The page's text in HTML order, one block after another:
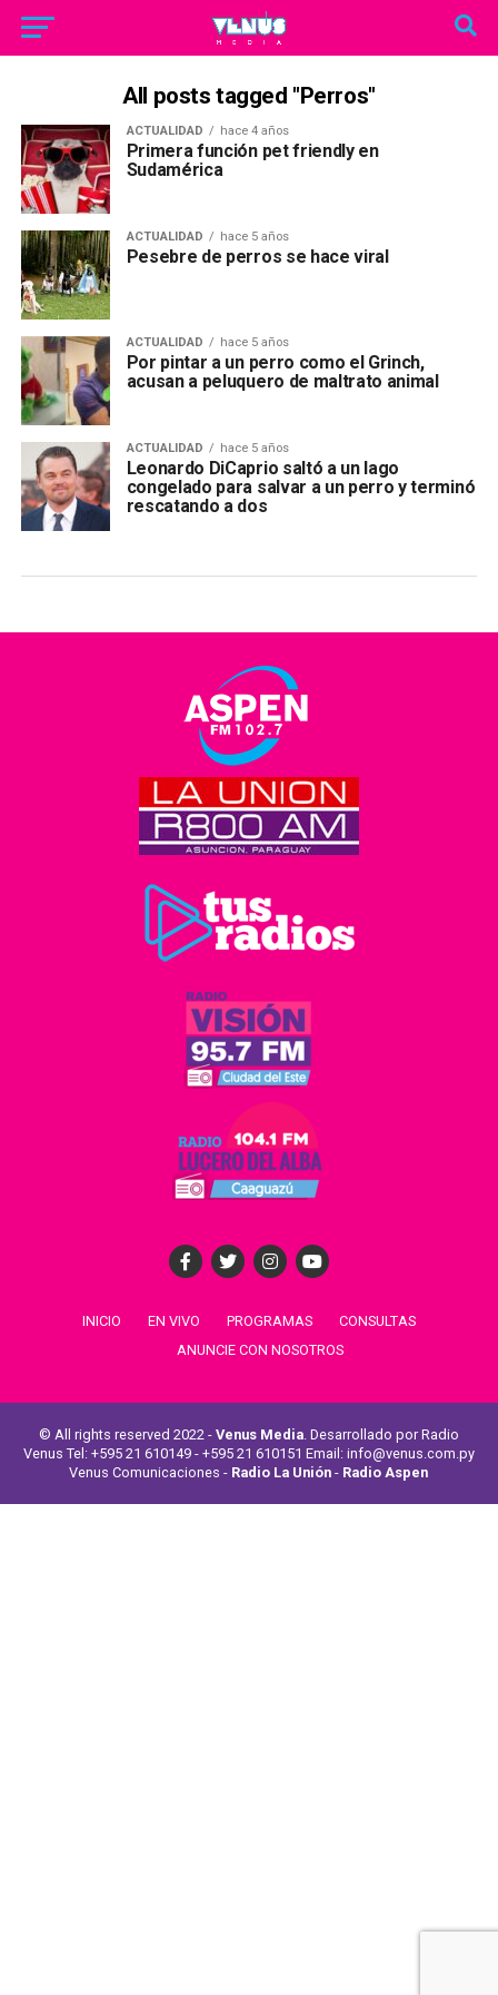
All posts tagged "Perros"
ACTUALIDAD hace 4 años
Primera función pet friendly en
Sudamérica
ACTUALIDAD hace 5 años
Pesebre de perros se hace viral
ACTUALIDAD hace 5 años
Por pintar a un perro como el Grinch,
acusan a peluquero de maltrato animal
ACTUALIDAD hace 5 años
Leonardo DiCaprio saltó a un lago
congelado para salvar a un perro y terminó
rescatando a dos
INICIO EN VIVO PROGRAMAS
CONSULTAS
ANUNCIE CON NOSOTROS
© All rights reserved 2022 - Venus Media. Desarrollado por Radio
Venus Tel: +595 21 610149 - +595 21 610151 Email: info@venus.com.py
Venus Comunicaciones - Radio La Unión - Radio Aspen